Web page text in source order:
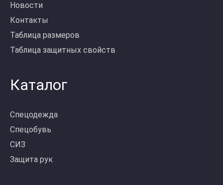
Новости
Контакты
Таблица размеров
Таблица защитных свойств
Каталог
Спецодежда
Спецобувь
СИЗ
Защита рук